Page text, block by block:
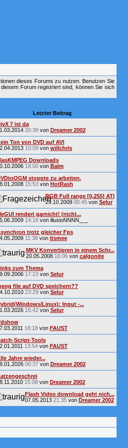
dieses Forums zu nutzen. Benutzen Sie
Forum registriert sind, können Sie sich
Letzter Beitrag
7 ist da
20:39von Dreamer 2002
Ton von DVD auf AVI
10:09von willchris
Downloads
18:00von Balm
stoppte zu arbeiten.
15:53von HotRash
RGB Full range [0,255] ATI
29.10.2009 00:45von Selur
rendert garnicht! (nicht...
14:16von illusioNNNN___
trotz gleicher Fps
11:38von itsmee
MKV Konvertieren in einem Schr...
20.05.2008 16:06von calgonite
zum Thema
17:23von Selur
file auf DVD speichern??
23:29von Selur
Linux): Input -...
15:42von Selur
18:18von FAUST
Script-Tools
13:54von FAUST
Jahre wieder...
06:37von Dreamer 2002
15:08von Dreamer 2002
Flash Video download geht nich...
07.05.2013 21:35von Dreamer 2002